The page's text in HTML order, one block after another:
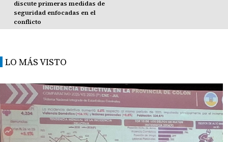
discute primeras medidas de
seguridad enfocadas en el
conflicto
LO MÁS VISTO